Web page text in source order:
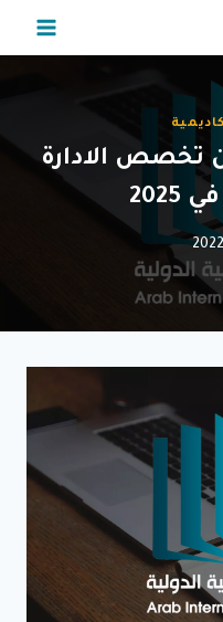
تخصص الادارة